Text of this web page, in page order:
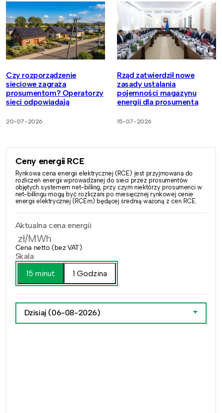
Czy rozporządzenie
sieciowe zagraża
prosumentom? Operatorzy
sieci odpowiadają
20-07-2026
Rząd zatwierdził nowe
zasady ustalania
pojemności magazynu
energii dla prosumenta
15-07-2026
Ceny energii RCE
Rynkowa cena energii elektrycznej (RCE) jest przyjmowana do
rozliczeń energii wprowadzanej do sieci przez prosumentów
objętych systemem net-billing, przy czym niektórzy prosumenci w
net-billingu mogą być rozliczani po miesięcznej rynkowej cenie
energii elektrycznej (RCEm) będącej średnią ważoną z cen RCE.
Aktualna cena energii
zł/MWh
Cena netto (bez VAT)
Skala
15 minut
1 Godzina
Dzisiaj (06-08-2026)